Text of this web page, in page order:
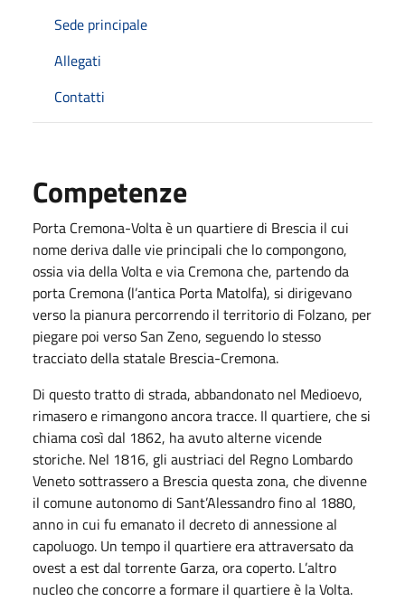
Sede principale
Allegati
Contatti
Competenze
Porta Cremona-Volta è un quartiere di Brescia il cui
nome deriva dalle vie principali che lo compongono,
ossia via della Volta e via Cremona che, partendo da
porta Cremona (l’antica Porta Matolfa), si dirigevano
verso la pianura percorrendo il territorio di Folzano, per
piegare poi verso San Zeno, seguendo lo stesso
tracciato della statale Brescia-Cremona.
Di questo tratto di strada, abbandonato nel Medioevo,
rimasero e rimangono ancora tracce. Il quartiere, che si
chiama così dal 1862, ha avuto alterne vicende
storiche. Nel 1816, gli austriaci del Regno Lombardo
Veneto sottrassero a Brescia questa zona, che divenne
il comune autonomo di Sant’Alessandro fino al 1880,
anno in cui fu emanato il decreto di annessione al
capoluogo. Un tempo il quartiere era attraversato da
ovest a est dal torrente Garza, ora coperto. L’altro
nucleo che concorre a formare il quartiere è la Volta.